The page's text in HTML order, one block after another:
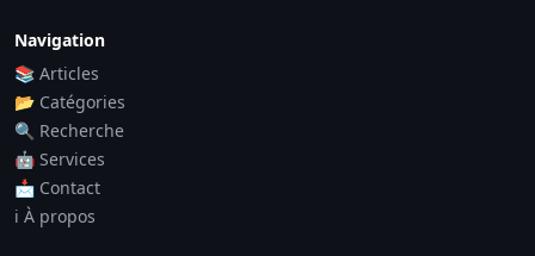
Navigation
📚 Articles
📂 Catégories
🔍 Recherche
🤖 Services
📩 Contact
ℹ️ À propos